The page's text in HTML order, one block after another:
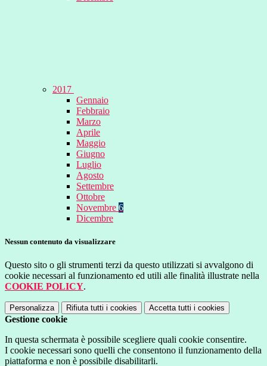
2017
Gennaio
Febbraio
Marzo
Aprile
Maggio
Giugno
Luglio
Agosto
Settembre
Ottobre
Novembre 6
Dicembre
Nessun contenuto da visualizzare
Questo sito o gli strumenti terzi da questo utilizzati si avvalgono di
cookie necessari al funzionamento ed utili alle finalità illustrate nella
COOKIE POLICY.
Personalizza Rifiuta tutti i cookies Accetta tutti i cookies
Gestione cookie
In questa schermata è possibile scegliere quali cookie consentire.
I cookie necessari sono quelli che consentono il funzionamento della
piattaforma e non è possibile disabilitarli.